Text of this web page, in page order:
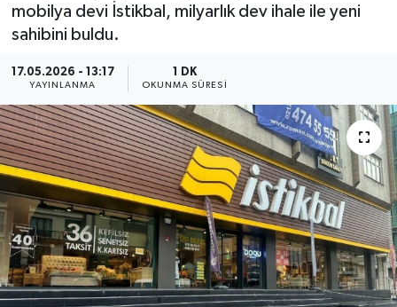
mobilya devi İstikbal, milyarlık dev ihale ile yeni
sahibini buldu.
17.05.2026 - 13:17
YAYINLANMA
1 DK
OKUNMA SÜRESI
Gazipaşa